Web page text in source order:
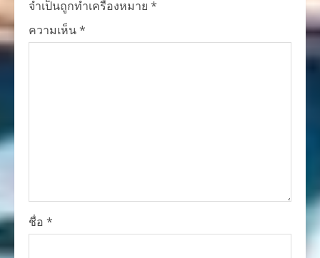
จำเป็นถูกทำเครื่องหมาย *
ความเห็น*
ชื่อ *